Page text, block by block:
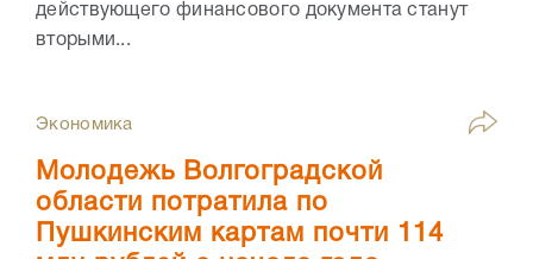
действующего финансового документа станут
вторыми...
Экономика
Молодежь Волгоградской
области потратила по
Пушкинским картам почти 114